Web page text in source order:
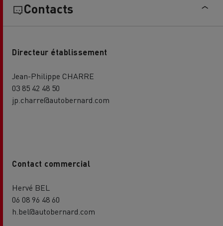
Contacts
Directeur établissement
Jean-Philippe CHARRE
03 85 42 48 50
jp.charre@autobernard.com
Contact commercial
Hervé BEL
06 08 96 48 60
h.bel@autobernard.com